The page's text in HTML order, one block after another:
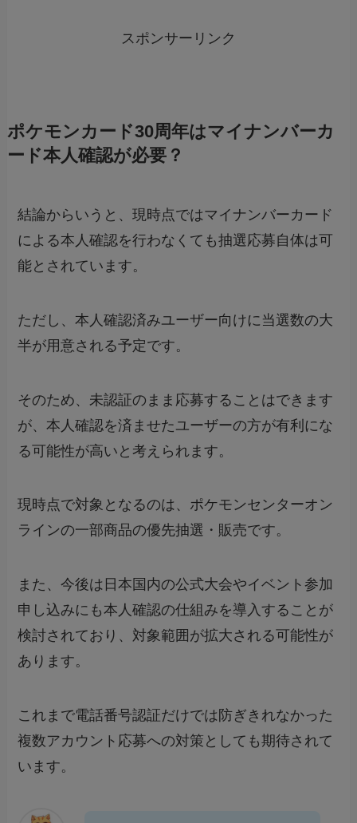
スポンサーリンク
ポケモンカード30周年はマイナンバーカ
ード本人確認が必要？
結論からいうと、現時点ではマイナンバーカード
による本人確認を行わなくても抽選応募自体は可
能とされています。
ただし、本人確認済みユーザー向けに当選数の大
半が用意される予定です。
そのため、未認証のまま応募することはできます
が、本人確認を済ませたユーザーの方が有利にな
る可能性が高いと考えられます。
現時点で対象となるのは、ポケモンセンターオン
ラインの一部商品の優先抽選・販売です。
また、今後は日本国内の公式大会やイベント参加
申し込みにも本人確認の仕組みを導入することが
検討されており、対象範囲が拡大される可能性が
あります。
これまで電話番号認証だけでは防ぎきれなかった
複数アカウント応募への対策としても期待されて
います。